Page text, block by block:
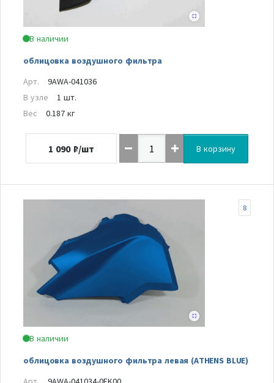
В наличии
облицовка воздушного фильтра
Арт.
9AWA-041036
В узле
1 шт.
Вес
0.187 кг
1 090 ₽/шт В корзину
В наличии
облицовка воздушного фильтра левая (ATHENS BLUE)
8